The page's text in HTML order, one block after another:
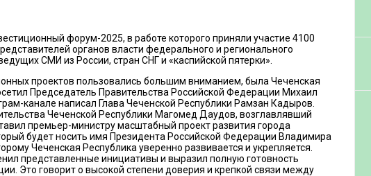
форум-2025, в работе которого приняли участие 4100
органов власти федерального и регионального
СМИ из России, стран СНГ и «каспийской пятерки».
проектов пользовались большим вниманием, была Чеченская
Председатель Правительства Российской Федерации Михаил
канале написал Глава Чеченской Республики Рамзан Кадыров.
Чеченской Республики Магомед Даудов, возглавлявший
премьер-министру масштабный проект развития города
будет носить имя Президента Российской Федерации Владимира
Чеченская Республика уверенно развивается и укрепляется.
представленные инициативы и выразил полную готовность
Это говорит о высокой степени доверия и крепкой связи между